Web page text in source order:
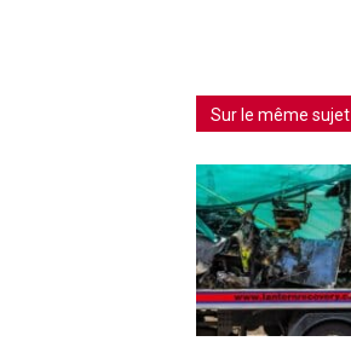
Sur le même sujet